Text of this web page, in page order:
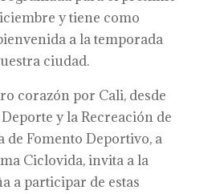
y tiene como
a la temporada
ciudad.
corazón por Cali, desde
y la Recreación de
de Fomento Deportivo, a
Ciclovida, invita a la
a participar de estas